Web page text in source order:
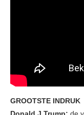
GROOTSTE INDRUK